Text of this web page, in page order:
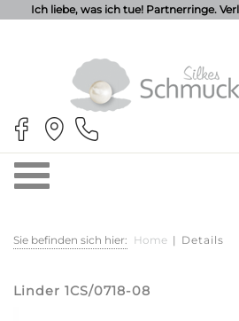
Ich liebe, was ich tue! Partnerringe.
Sie befinden sich hier: Home | Details
Linder 1CS/0718-08